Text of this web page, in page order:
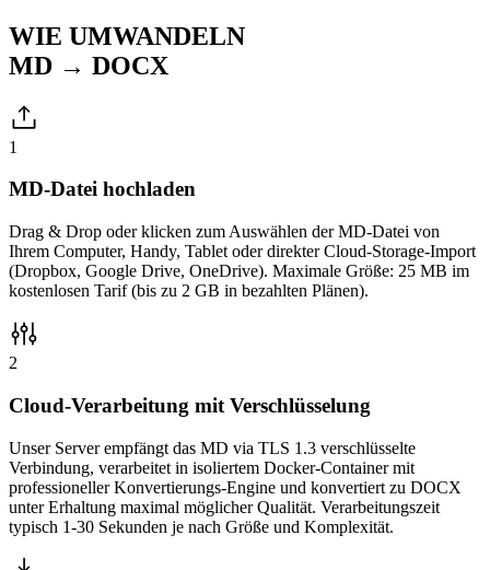
WIE UMWANDELN
MD → DOCX
1
MD-Datei hochladen
Drag & Drop oder klicken zum Auswählen der MD-Datei von
Ihrem Computer, Handy, Tablet oder direkter Cloud-Storage-Import
(Dropbox, Google Drive, OneDrive). Maximale Größe: 25 MB im
kostenlosen Tarif (bis zu 2 GB in bezahlten Plänen).
2
Cloud-Verarbeitung mit Verschlüsselung
Unser Server empfängt das MD via TLS 1.3 verschlüsselte
Verbindung, verarbeitet in isoliertem Docker-Container mit
professioneller Konvertierungs-Engine und konvertiert zu DOCX
unter Erhaltung maximal möglicher Qualität. Verarbeitungszeit
typisch 1-30 Sekunden je nach Größe und Komplexität.